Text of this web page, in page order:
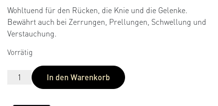
5, basierend
auf
Kundenbew
ertungen
Wohltuend für den Rücken, die Knie und die Gelenke.
Bewährt auch bei Zerrungen, Prellungen, Schwellung und
Verstauchung.
Vorrätig
In den Warenkorb